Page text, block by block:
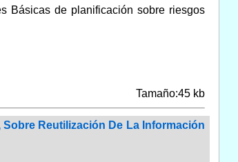
Básicas de planificación sobre riesgos
Tamaño:45 kb
Sobre Reutilización De La Información